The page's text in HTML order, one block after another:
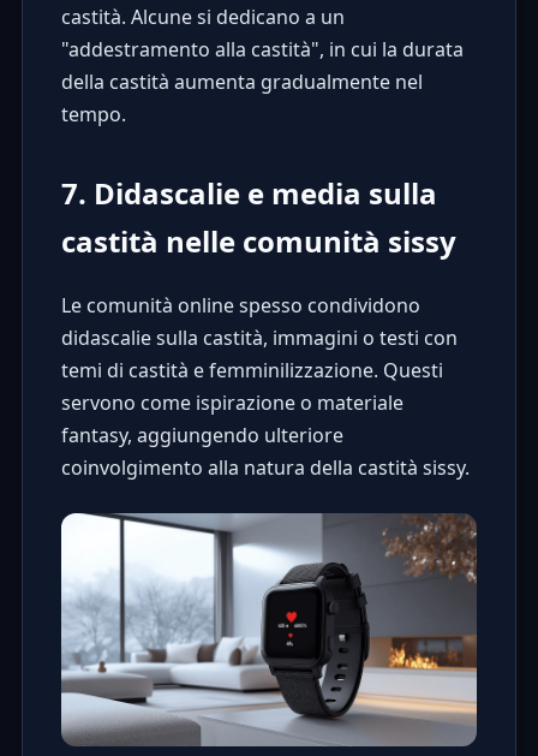
castità. Alcune si dedicano a un
"addestramento alla castità", in cui la durata
della castità aumenta gradualmente nel
tempo.
7. Didascalie e media sulla
castità nelle comunità sissy
Le comunità online spesso condividono
didascalie sulla castità, immagini o testi con
temi di castità e femminilizzazione. Questi
servono come ispirazione o materiale
fantasy, aggiungendo ulteriore
coinvolgimento alla natura della castità sissy.